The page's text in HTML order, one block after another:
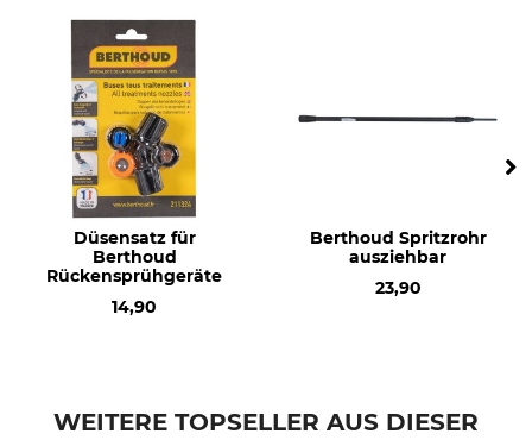
Düsensatz für
Berthoud
Rückensprühgeräte
14,90
Berthoud Spritzrohr
ausziehbar
23,90
WEITERE TOPSELLER AUS DIESER